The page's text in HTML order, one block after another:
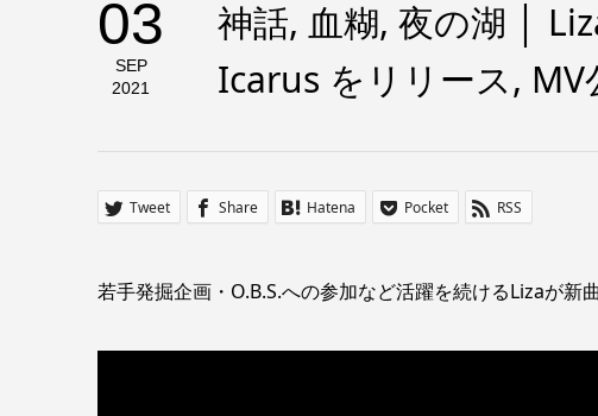
03
SEP
2021
神話, 血糊, 夜の湖 │
Icarus をリリース,
Tweet Share Hatena Pocket RSS
若手発掘企画・O.B.S.への参加など活躍を続けるLizaが新